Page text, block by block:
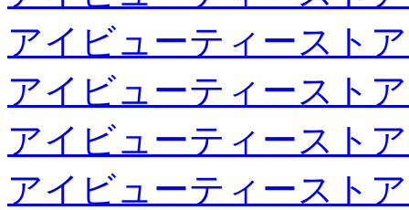
アイビューティースト
アイビューティースト
アイビューティースト
アイビューティースト